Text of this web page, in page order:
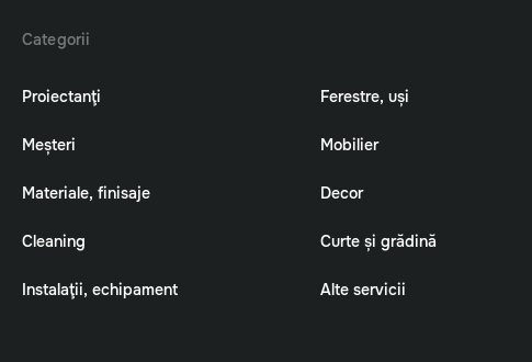
Categorii
Proiectanţi
Meșteri
Materiale, finisaje
Cleaning
Instalaţii, echipament
Ferestre, uși
Mobilier
Decor
Curte și grădină
Alte servicii